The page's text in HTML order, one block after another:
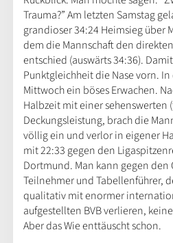
Trauma?” Am letzten Samstag
grandioser 34:24 Heimsieg über
dem die Mannschaft den
entschied (auswärts 34:36).
Punktgleichheit die Nase vorn.
Mittwoch ein böses Erwachen.
Halbzeit mit einer sehenswerten
Deckungsleistung, brach die
völlig ein und verlor in eigener
mit 22:33 gegen den
Dortmund. Man kann gegen den
Teilnehmer und Tabellenführer,
qualitativ mit enormer
aufgestellten BVB verlieren,
Aber das Wie enttäuscht schon.